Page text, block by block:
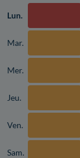
Lun.
Mar.
Mer.
Jeu.
Ven.
Sam.